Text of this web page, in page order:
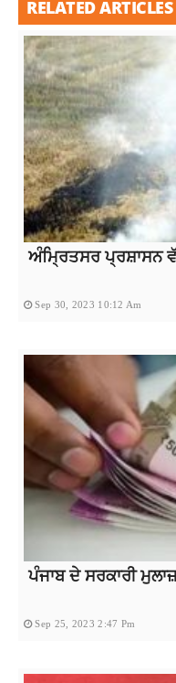
RELATED ARTICLES
ਅੰਮ੍ਰਿਤਸਰ ਪ੍ਰਸ਼ਾਸਨ
Sep 30, 2023 10:12 Am
ਪੰਜਾਬ ਦੇ ਸਰਕਾਰੀ
Sep 25, 2023 2:47 Pm